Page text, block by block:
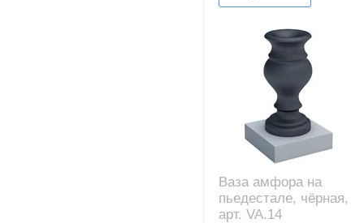
Ваза амфора на
пьедестале, чёрная,
арт. VA.14